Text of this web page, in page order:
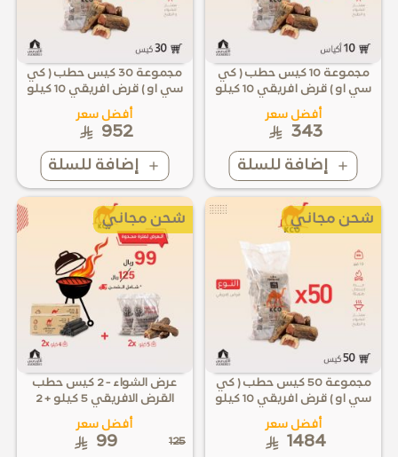
إضافة للسلة
مجموعة 10 كيس حطب ( كي
سي او ) قرض افريقي 10 كيلو
أفضل سعر
343
إضافة للسلة
مجموعة 30 كيس حطب ( كي
سي او ) قرض افريقي 10 كيلو
أفضل سعر
952
شحن مجاني
مجموعة 50 كيس حطب ( كي
سي او ) قرض افريقي 10 كيلو
أفضل سعر
1484
شحن مجاني
عرض الشواء - 2 كيس حطب
القرض الافريقي 5 كيلو + 2
كرتون فحم ( كي سي او )
ماليزي 4 كيلو
أفضل سعر
99 125